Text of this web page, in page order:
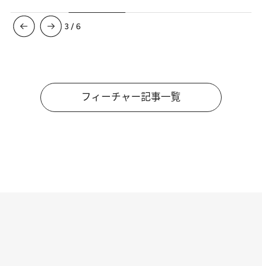
3 /6
フィーチャー記事一覧